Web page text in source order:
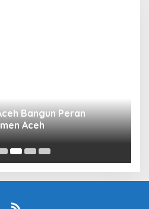
Bangun Peran
Aceh